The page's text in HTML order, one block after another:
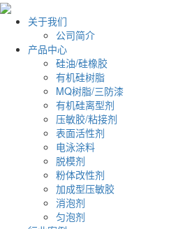
关于我们
公司简介
产品中心
硅油/硅橡胶
有机硅树脂
MQ树脂/三防漆
有机硅离型剂
压敏胶/粘接剂
表面活性剂
电泳涂料
脱模剂
粉体改性剂
加成型压敏胶
消泡剂
匀泡剂